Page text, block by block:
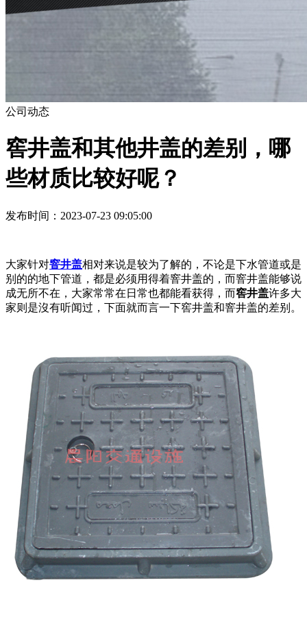
公司动态
窖井盖和其他井盖的差别，哪
些材质比较好呢？
发布时间：2023-07-23 09:05:00
大家针对窨井盖相对来说是较为了解的，不论是下水管道或是
别的的地下管道，都是必须用得着窨井盖的，而窨井盖能够说
成无所不在，大家常常在日常也都能看获得，而窖井盖许多大
家则是沒有听闻过，下面就而言一下窖井盖和窨井盖的差别。